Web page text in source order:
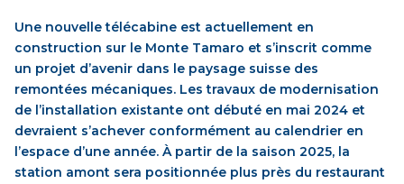
Une nouvelle télécabine est actuellement en
construction sur le Monte Tamaro et s’inscrit comme
un projet d’avenir dans le paysage suisse des
remontées mécaniques. Les travaux de modernisation
de l’installation existante ont débuté en mai 2024 et
devraient s’achever conformément au calendrier en
l’espace d’une année. À partir de la saison 2025, la
station amont sera positionnée plus près du restaurant